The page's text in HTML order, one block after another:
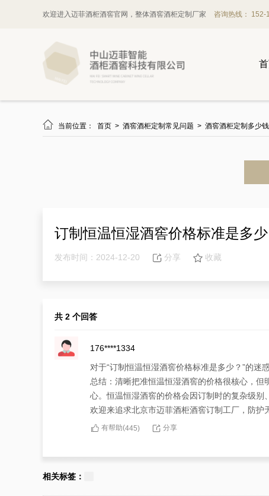
欢迎进入迈菲酒柜酒窖官网，整体酒窖酒柜定制厂家 咨询热线： 152-
 当前位置： 首页 > 酒窖酒柜定制常见问题 > 酒窖酒柜定制多少钱
订制恒温恒湿酒窖价格标准是多少
发布时间：2024-12-20 分享 收藏
共 2 个回答
176****1334
对于“订制恒温恒湿酒窖价格标准是多少？”的
总结：清晰把准恒温恒湿酒窖的价格很核心，
心。恒温恒湿酒窖的价格会因订制时的复杂级别
欢迎来追求北京市迈菲酒柜酒窖订制工厂，防护
有帮助(445) 分享
134****5801
相关标签：